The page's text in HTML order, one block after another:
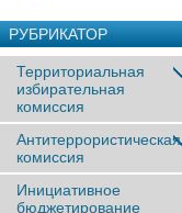
РУБРИКАТОР
Территориальная
избирательная
комиссия
Антитеррористическая
комиссия
Инициативное
бюджетирование